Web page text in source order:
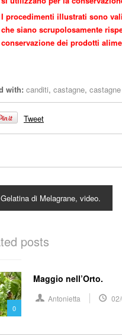
I procedimenti illustrati sono
che siano scrupolosamente
conservazione dei prodotti
with: canditi, castagne,
Tweet
Gelatina di Melagrane, video.
posts
0
Maggio nell’Orto.
Antonietta